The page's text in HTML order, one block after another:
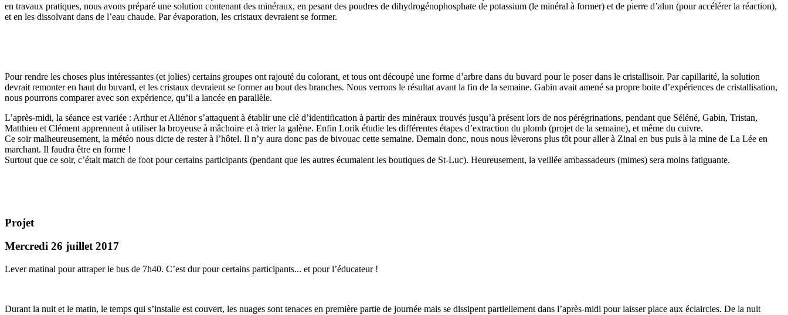
en travaux pratiques, nous avons préparé une solution contenant des minéraux, en pesant des poudres de dihydrogénophosphate de potassium (le minéral à former) et de pierre d’alun (pour accélérer la réaction),
et en les dissolvant dans de l’eau chaude. Par évaporation, les cristaux devraient se former.
Pour rendre les choses plus intéressantes (et jolies) certains groupes ont rajouté du colorant, et tous ont découpé une forme d’arbre dans du buvard pour le poser dans le cristallisoir. Par capillarité, la solution
devrait remonter en haut du buvard, et les cristaux devraient se former au bout des branches. Nous verrons le résultat avant la fin de la semaine. Gabin avait amené sa propre boite d’expériences de cristallisation,
nous pourrons comparer avec son expérience, qu’il a lancée en parallèle.
L’après-midi, la séance est variée : Arthur et Aliénor s’attaquent à établir une clé d’identification à partir des minéraux trouvés jusqu’à présent lors de nos pérégrinations, pendant que Séléné, Gabin, Tristan,
Matthieu et Clément apprennent à utiliser la broyeuse à mâchoire et à trier la galène. Enfin Lorik étudie les différentes étapes d’extraction du plomb (projet de la semaine), et même du cuivre.
Ce soir malheureusement, la météo nous dicte de rester à l’hôtel. Il n’y aura donc pas de bivouac cette semaine. Demain donc, nous nous lèverons plus tôt pour aller à Zinal en bus puis à la mine de La Lée en
marchant. Il faudra être en forme !
Surtout que ce soir, c’était match de foot pour certains participants (pendant que les autres écumaient les boutiques de St-Luc). Heureusement, la veillée ambassadeurs (mimes) sera moins fatiguante.
Projet
Mercredi 26 juillet 2017
Lever matinal pour attraper le bus de 7h40. C’est dur pour certains participants... et pour l’éducateur !
Durant la nuit et le matin, le temps qui s’installe est couvert, les nuages sont tenaces en première partie de journée mais se dissipent partiellement dans l’après-midi pour laisser place aux éclaircies. De la nuit